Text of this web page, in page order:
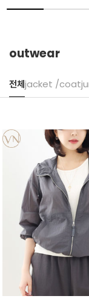
outwear
전체jacket /coat